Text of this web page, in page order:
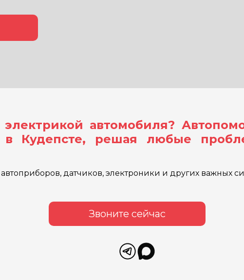
автомобиля?
в Кудепсте, решая любые
датчиков, электроники и других важных
Звоните сейчас